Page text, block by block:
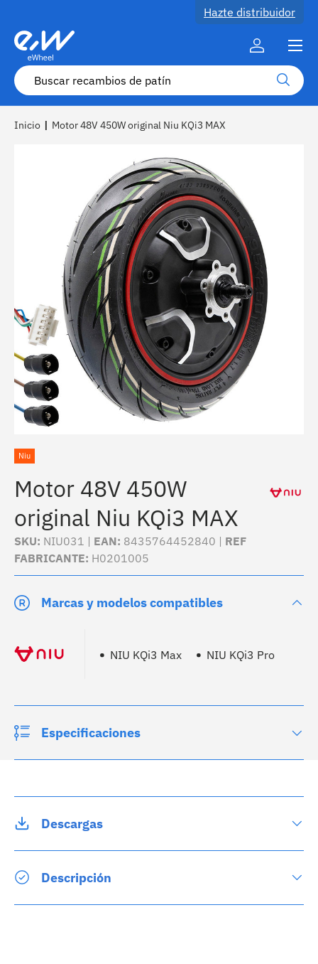
Ir al contenido
Hazte distribuidor
Buscar Buscar
Cuenta
Menú
Inicio | Motor 48V 450W original Niu KQi3 MAX
Niu
Motor 48V 450W
original Niu KQi3 MAX
SKU: NIU031 | EAN: 8435764452840 | REF
FABRICANTE: H0201005
Marcas y modelos compatibles
NIU KQi3 Max NIU KQi3 Pro
Especificaciones
Descargas
Descripción